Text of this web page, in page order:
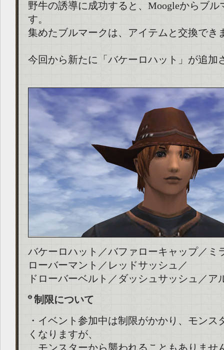
野牛の誘導に成功すると、Moogleからブル
す。
集めたブルマークは、アイテムと交換でき
今回から新たに「バケーロハット」が追加
バケーロハット／バファローキャップ／ミ
ローバーマント／レッドサッシュ／
ドローバーベルト／ダッシュサッシュ／ア
制限について
・イベント参加中は制限がかかり、モンス
くなりますが、
モンスターから襲われることもありませ